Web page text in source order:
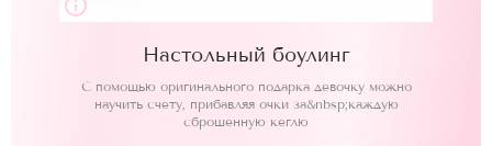
Настольный боулинг
С помощью оригинального подарка девочку можно
научить счету, прибавляя очки за&nbsp;каждую
сброшенную кеглю